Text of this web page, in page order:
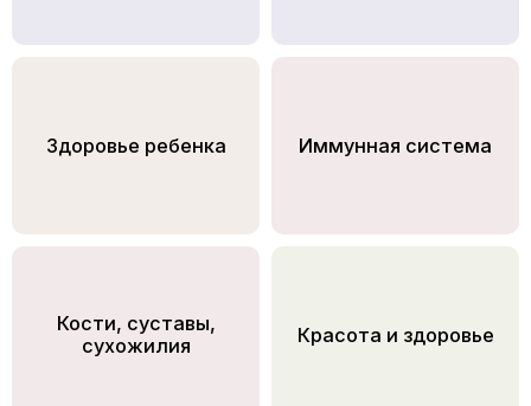
Здоровье ребенка Иммунная система
Кости, суставы,
сухожилия
Красота и здоровье